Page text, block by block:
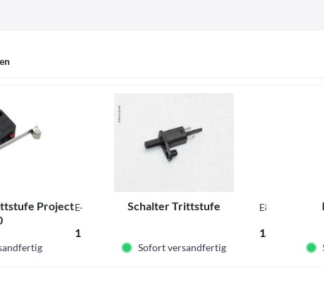
ProjectE4246
11,13 € *
Schalter Trittstufe E8339
18,38 € *
Sofort versandfertig